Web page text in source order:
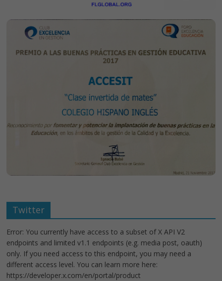
Twitter
Error: You currently have access to a subset of X API V2
endpoints and limited v1.1 endpoints (e.g. media post, oauth)
only. If you need access to this endpoint, you may need a
different access level. You can learn more here:
https://developer.x.com/en/portal/product